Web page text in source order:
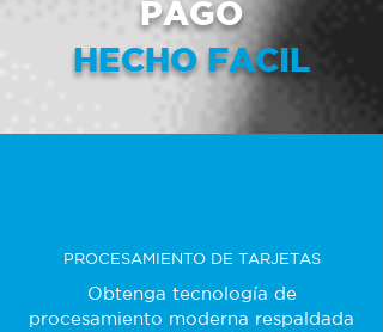
PAGO
HECHO FACIL
PROCESAMIENTO DE TARJETAS
Obtenga tecnología de
procesamiento moderna respaldada